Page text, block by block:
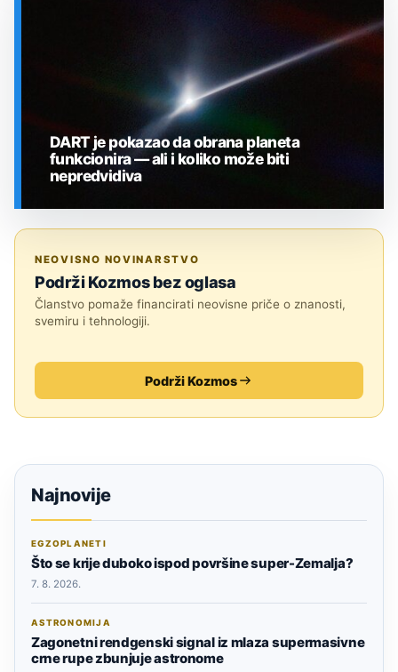
DART je pokazao da obrana planeta
funkcionira — ali i koliko može biti
nepredvidiva
NEOVISNO NOVINARSTVO
Podrži Kozmos bez oglasa
Članstvo pomaže financirati neovisne priče o znanosti,
svemiru i tehnologiji.
Podrži Kozmos
Najnovije
EGZOPLANETI
Što se krije duboko ispod površine super-Zemalja?
7. 8. 2026.
ASTRONOMIJA
Zagonetni rendgenski signal iz mlaza supermasivne
crne rupe zbunjuje astronome